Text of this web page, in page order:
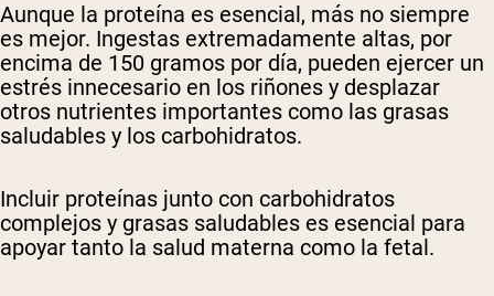
Aunque la proteína es esencial, más no siempre
es mejor. Ingestas extremadamente altas, por
encima de 150 gramos por día, pueden ejercer un
estrés innecesario en los riñones y desplazar
otros nutrientes importantes como las grasas
saludables y los carbohidratos.
Incluir proteínas junto con carbohidratos
complejos y grasas saludables es esencial para
apoyar tanto la salud materna como la fetal.